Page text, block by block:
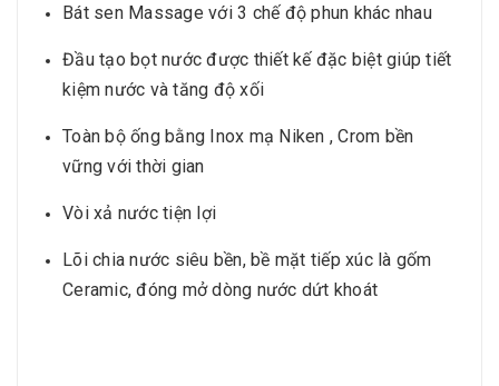
Bát sen Massage với 3 chế độ phun khác nhau
Đầu tạo bọt nước được thiết kế đặc biệt giúp tiết
kiệm nước và tăng độ xối
Toàn bộ ống bằng Inox mạ Niken , Crom bền
vững với thời gian
Vòi xả nước tiện lợi
Lõi chia nước siêu bền, bề mặt tiếp xúc là gốm
Ceramic, đóng mở dòng nước dứt khoát